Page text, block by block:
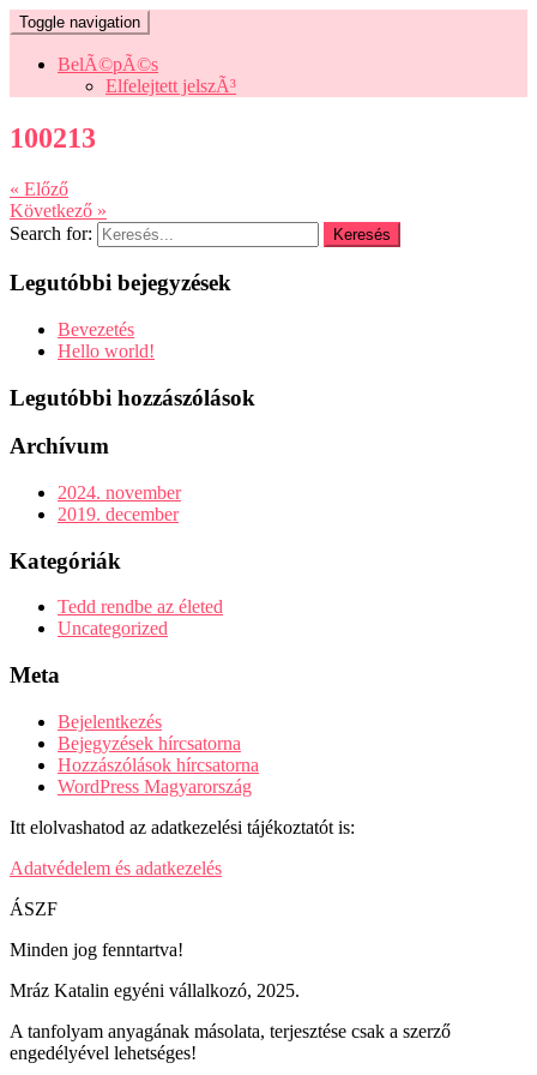
Toggle navigation
BelÃ©pÃ©s
Elfelejtett jelszÃ³
100213
« Előző
Következő »
Search for:
Legutóbbi bejegyzések
Bevezetés
Hello world!
Legutóbbi hozzászólások
Archívum
2024. november
2019. december
Kategóriák
Tedd rendbe az életed
Uncategorized
Meta
Bejelentkezés
Bejegyzések hírcsatorna
Hozzászólások hírcsatorna
WordPress Magyarország
Itt elolvashatod az adatkezelési tájékoztatót is:
Adatvédelem és adatkezelés
ÁSZF
Minden jog fenntartva!
Mráz Katalin egyéni vállalkozó, 2025.
A tanfolyam anyagának másolata, terjesztése csak a szerző
engedélyével lehetséges!